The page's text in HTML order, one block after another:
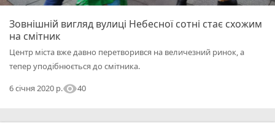
Зовнішній вигляд вулиці Небесної сотні стає схожим
на смітник
Центр міста вже давно перетворився на величезний ринок, а
тепер уподібнюється до смітника.
6 січня 2020 р.visibility40